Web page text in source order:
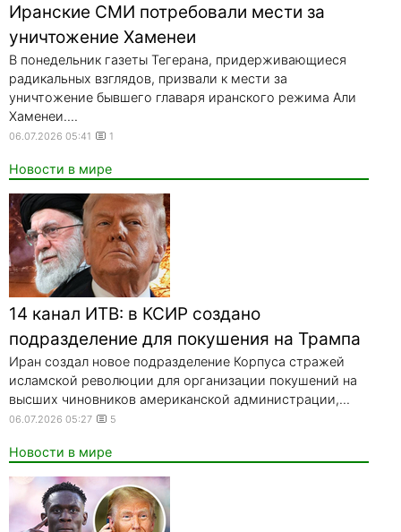
Иранские СМИ потребовали мести за
уничтожение Хаменеи
В понедельник газеты Тегерана, придерживающиеся
радикальных взглядов, призвали к мести за
уничтожение бывшего главаря иранского режима Али
Хаменеи....
06.07.2026 05:41 1
Новости в мире
14 канал ИТВ: в КСИР создано
подразделение для покушения на Трампа
Иран создал новое подразделение Корпуса стражей
исламской революции для организации покушений на
высших чиновников американской администрации,...
06.07.2026 05:27 5
Новости в мире